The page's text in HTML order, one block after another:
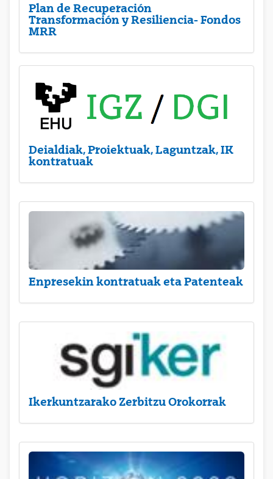
Plan de Recuperación
Transformación y Resiliencia- Fondos
MRR
Deialdiak, Proiektuak, Laguntzak, IK
kontratuak
Enpresekin kontratuak eta Patenteak
Ikerkuntzarako Zerbitzu Orokorrak